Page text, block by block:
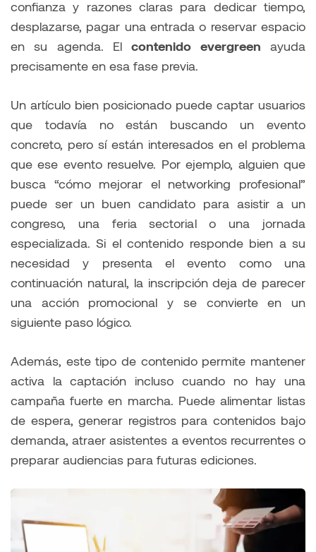
confianza y razones claras para dedicar tiempo,
desplazarse, pagar una entrada o reservar espacio
en su agenda. Elcontenido evergreen ayuda
precisamente en esa fase previa.
Un artículo bien posicionado puede captar usuarios
que todavía no están buscando un evento
concreto, pero sí están interesados en el problema
que ese evento resuelve. Por ejemplo, alguien que
busca “cómo mejorar el networking profesional”
puede ser un buen candidato para asistir a un
congreso, una feria sectorial o una jornada
especializada. Si el contenido responde bien a su
necesidad y presenta el evento como una
continuación natural, la inscripción deja de parecer
una acción promocional y se convierte en un
siguiente paso lógico.
Además, este tipo de contenido permite mantener
activa la captación incluso cuando no hay una
campaña fuerte en marcha. Puede alimentar listas
de espera, generar registros para contenidos bajo
demanda, atraer asistentes a eventos recurrentes o
preparar audiencias para futuras ediciones.